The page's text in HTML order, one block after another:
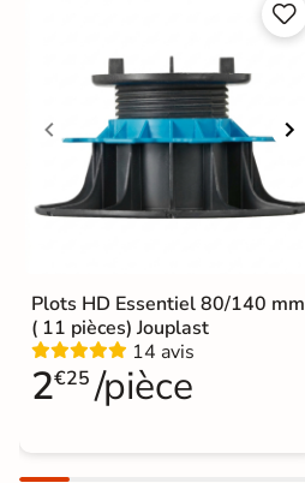


Plots HD Essentiel 80/140 mm
( 11 pièces) Jouplast
14 avis
2€25 /pièce